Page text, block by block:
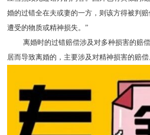
婚的过错全在夫或妻的一方，则该方得被判
遭受的物质或精神损失。”
离婚时的过错赔偿涉及对多种损害的赔偿
居而导致离婚的，主要涉及对精神损害的赔